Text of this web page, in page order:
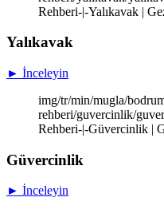
Rehberi-|-Yalıkavak |
Yalıkavak
► İnceleyin
img/tr/min/mugla/
rehberi/guvercinlik/
Rehberi-|-Güvercinlik |
Güvercinlik
► İnceleyin